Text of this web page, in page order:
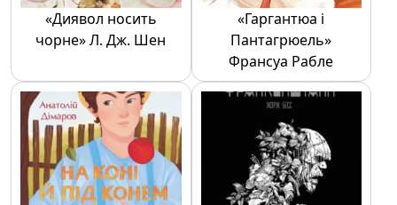
«Диявол носить
чорне» Л. Дж. Шен
«Гаргантюа і
Пантагрюель»
Франсуа Рабле